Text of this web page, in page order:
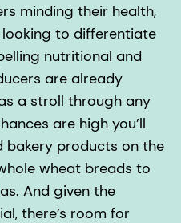
minding their health,
to differentiate
nutritional and
are already
a stroll through any
are high you’ll
products on the
wheat breads to
And given the
there’s room for